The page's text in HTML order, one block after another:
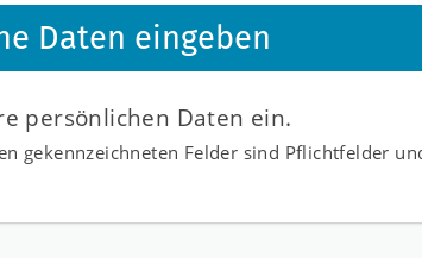
Daten eingeben
persönlichen Daten ein.
gekennzeichneten Felder sind Pflichtfelder